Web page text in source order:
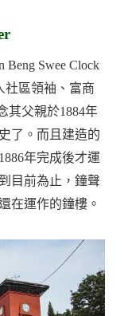
Swee Clock
社區領袖、富商
其父親於1884年
了。而且建造的
年完成後才運
目前為止，鐘聲
在運作的鐘樓。